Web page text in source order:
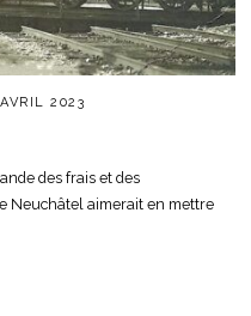
2023
des frais et des
Neuchâtel aimerait en mettre